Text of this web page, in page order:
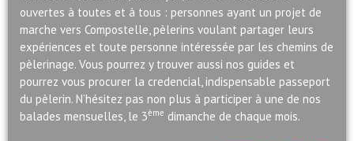
ouvertes à toutes et à tous : personnes ayant un projet de
marche vers Compostelle, pèlerins voulant partager leurs
expériences et toute personne intéressée par les chemins de
pèlerinage. Vous pourrez y trouver aussi nos guides et
pourrez vous procurer la credencial, indispensable passeport
du pèlerin. N’hésitez pas non plus à participer à une de nos
balades mensuelles, le 3ème dimanche de chaque mois.